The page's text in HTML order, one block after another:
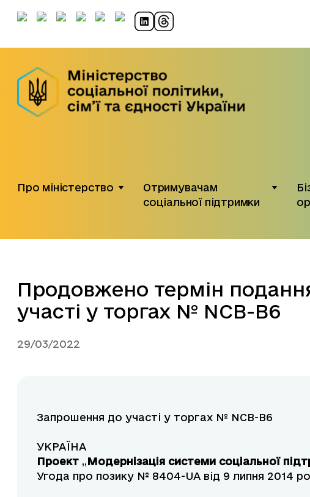
Про міністерство
Отримувачам
соціальної підтримки
Продовжено термін
участі у торгах № NCB-В6
29/03/2022
Запрошення до участі у торгах № NCB-B6
УКРАЇНА
Проект „Модернізація системи соціальної
Угода про позику № 8404-UA від 9 липня 2014